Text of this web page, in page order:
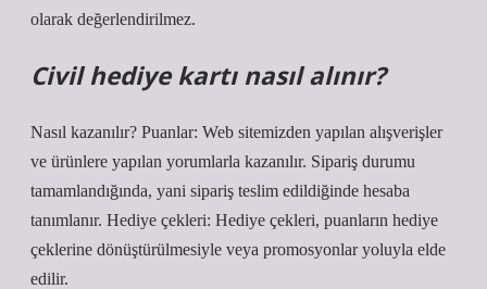
olarak değerlendirilmez.
Civil hediye kartı nasıl alınır?
Nasıl kazanılır? Puanlar: Web sitemizden yapılan alışverişler
ve ürünlere yapılan yorumlarla kazanılır. Sipariş durumu
tamamlandığında, yani sipariş teslim edildiğinde hesaba
tanımlanır. Hediye çekleri: Hediye çekleri, puanların hediye
çeklerine dönüştürülmesiyle veya promosyonlar yoluyla elde
edilir.